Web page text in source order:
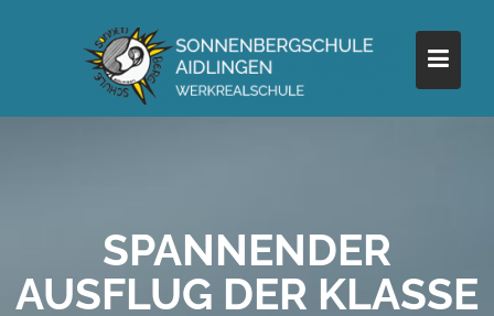
SPANNENDER
AUSFLUG DER KLASSE